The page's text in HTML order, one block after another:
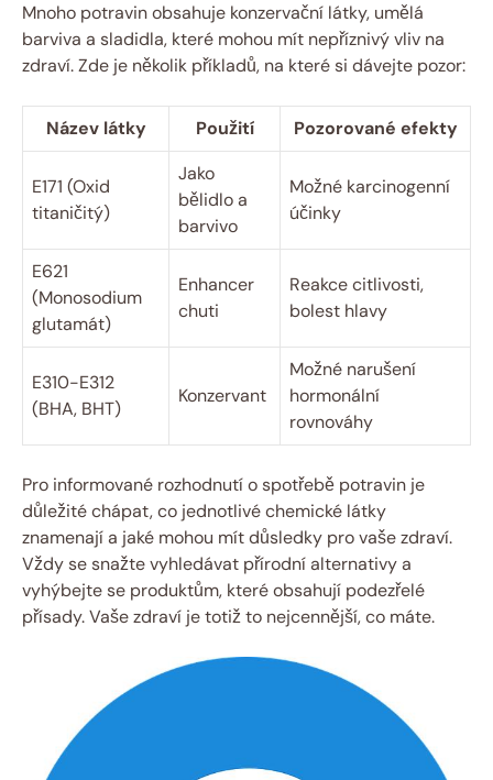
Mnoho potravin obsahuje konzervační látky, umělá
barviva a sladidla, které mohou mít nepříznivý vliv na
zdraví. Zde je několik příkladů, na které si dávejte pozor:
Název látky Použití Pozorované efekty
E171 (Oxid
titaničitý)
Jako
bělidlo a
barvivo
Možné karcinogenní
účinky
E621
(Monosodium
glutamát)
Enhancer
chuti
Reakce citlivosti,
bolest hlavy
E310-E312
(BHA, BHT)
Konzervant
Možné narušení
hormonální
rovnováhy
Pro informované rozhodnutí o spotřebě potravin je
důležité chápat, co jednotlivé chemické látky
znamenají a jaké mohou mít důsledky pro vaše zdraví.
Vždy se snažte vyhledávat přírodní alternativy a
vyhýbejte se produktům, které obsahují podezřelé
přísady. Vaše zdraví je totiž to nejcennější, co máte.